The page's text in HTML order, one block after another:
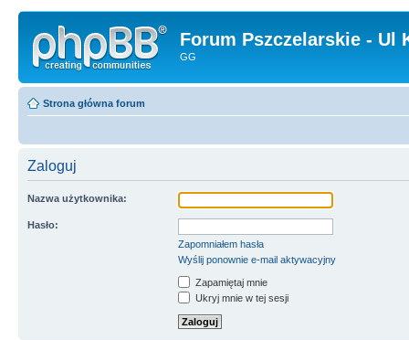
Forum Pszczelarskie - Ul
GG
Strona główna forum
Zaloguj
Nazwa użytkownika:
Hasło:
Zapomniałem hasła
Wyślij ponownie e-mail aktywacyjny
Zapamiętaj mnie
Ukryj mnie w tej sesji